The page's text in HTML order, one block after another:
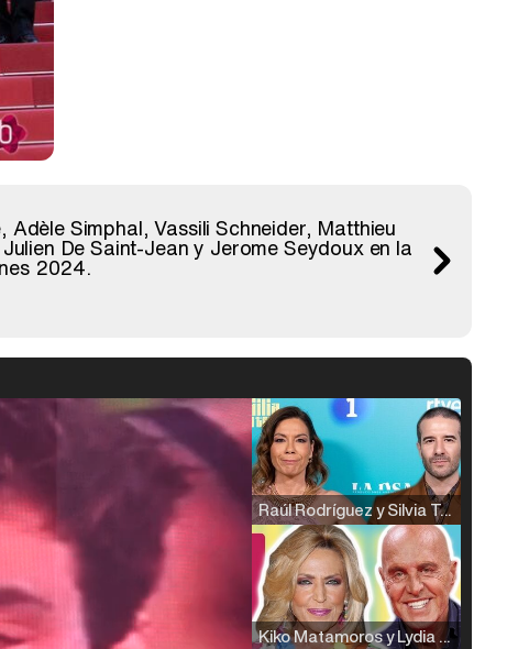
Simphal, Vassili Schneider, Matthieu
De Saint-Jean y Jerome Seydoux en la
2024.
Raúl Rodríguez y Silvia Taulés nos cuentan su papel en 'La familia de la tele'
Kiko Matamoros y Lydia Lozano: "Nuestro público es de todas las edades y RTVE tiene un público muy pegado a las novelas, al que tenemos que captar"